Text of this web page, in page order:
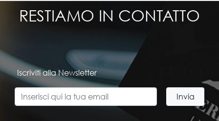
RESTIAMO IN CONTATTO
Iscriviti alla Newsletter